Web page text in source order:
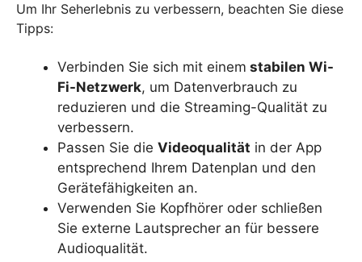
Um Ihr Seherlebnis zu verbessern, beachten Sie diese
Tipps:
Verbinden Sie sich mit einem stabilen Wi-
Fi-Netzwerk, um Datenverbrauch zu
reduzieren und die Streaming-Qualität zu
verbessern.
Passen Sie die Videoqualität in der App
entsprechend Ihrem Datenplan und den
Gerätefähigkeiten an.
Verwenden Sie Kopfhörer oder schließen
Sie externe Lautsprecher an für bessere
Audioqualität.